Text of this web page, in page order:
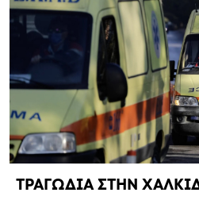
ΤΡΑΓΩΔΙΑ ΣΤΗΝ